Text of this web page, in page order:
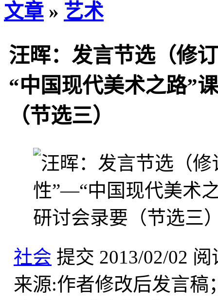
文章 » 艺术
汪晖：发言节选（修
“中国现代美术之路”
（节选三）
社会 提交 2013/02/02 阅
来源:作者修改后发言稿